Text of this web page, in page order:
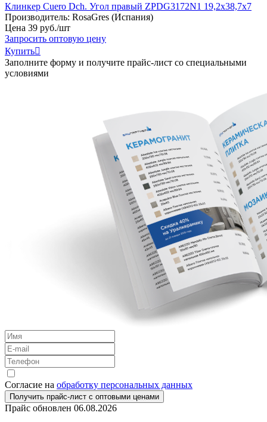
Клинкер Cuero Dch. Угол правый ZPDG3172N1 19,2x38,7x7
Производитель: RosaGres (Испания)
Цена 39 руб./шт
Запросить оптовую цену
Купить
Заполните форму и получите прайс-лист со специальными
условиями
Согласие на обработку персональных данных
Получить прайс-лист с оптовыми ценами
Прайс обновлен 06.08.2026